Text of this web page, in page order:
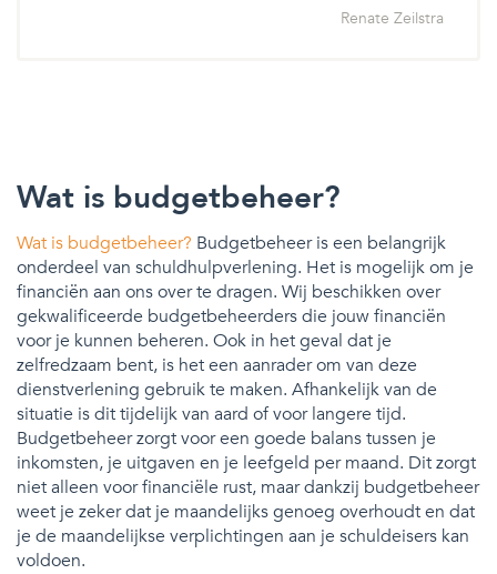
Renate Zeilstra
Wat is budgetbeheer?
Wat is budgetbeheer? Budgetbeheer is een belangrijk
onderdeel van schuldhulpverlening. Het is mogelijk om je
financiën aan ons over te dragen. Wij beschikken over
gekwalificeerde budgetbeheerders die jouw financiën
voor je kunnen beheren. Ook in het geval dat je
zelfredzaam bent, is het een aanrader om van deze
dienstverlening gebruik te maken. Afhankelijk van de
situatie is dit tijdelijk van aard of voor langere tijd.
Budgetbeheer zorgt voor een goede balans tussen je
inkomsten, je uitgaven en je leefgeld per maand. Dit zorgt
niet alleen voor financiële rust, maar dankzij budgetbeheer
weet je zeker dat je maandelijks genoeg overhoudt en dat
je de maandelijkse verplichtingen aan je schuldeisers kan
voldoen.